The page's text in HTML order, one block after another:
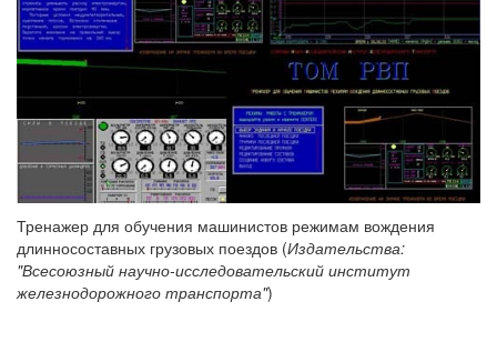
Тренажер для обучения машинистов режимам вождения
длинносоставных грузовых поездов (Издательства:
"Всесоюзный научно-исследовательский институт
железнодорожного транспорта")